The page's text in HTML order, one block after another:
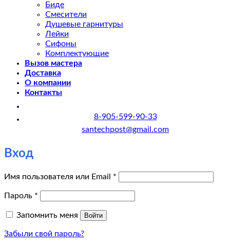
Биде
Смесители
Душевые гарнитуры
Лейки
Сифоны
Комплектующие
Вызов мастера
Доставка
О компании
Контакты
8-905-599-90-33
santechpost@gmail.com
Вход
Имя пользователя или Email *
Пароль *
Запомнить меня Войти
Забыли свой пароль?